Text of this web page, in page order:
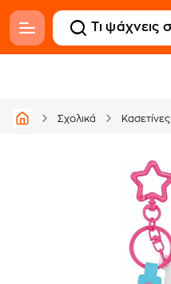
Σχολικά Κασετίνες